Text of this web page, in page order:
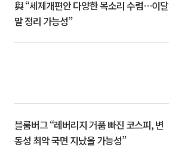
與 “세제개편안 다양한 목소리 수렴…이달
말 정리 가능성”
블룸버그 “레버리지 거품 빠진 코스피, 변
동성 최악 국면 지났을 가능성”